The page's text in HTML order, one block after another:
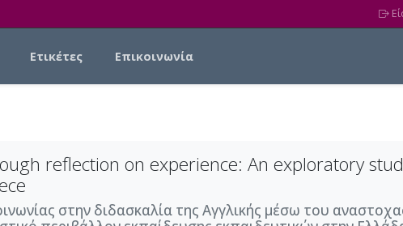
Ετικέτες Επικοινωνία
reflection on experience: An exploratory
στην διδασκαλία της Αγγλικής μέσω του